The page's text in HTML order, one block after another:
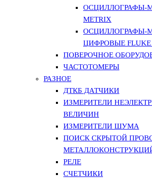
ОСЦИЛЛОГРАФЫ-
METRIX
ОСЦИЛЛОГРАФЫ-
ЦИФРОВЫЕ
ПОВЕРОЧНОЕ
ЧАСТОТОМЕРЫ
РАЗНОЕ
ДТКБ ДАТЧИКИ
ИЗМЕРИТЕЛИ
ВЕЛИЧИН
ИЗМЕРИТЕЛИ ШУМА
ПОИСК СКРЫТОЙ
РЕЛЕ
СЧЕТЧИКИ